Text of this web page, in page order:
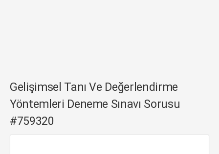
Gelişimsel Tanı Ve Değerlendirme
Yöntemleri Deneme Sınavı Sorusu
#759320